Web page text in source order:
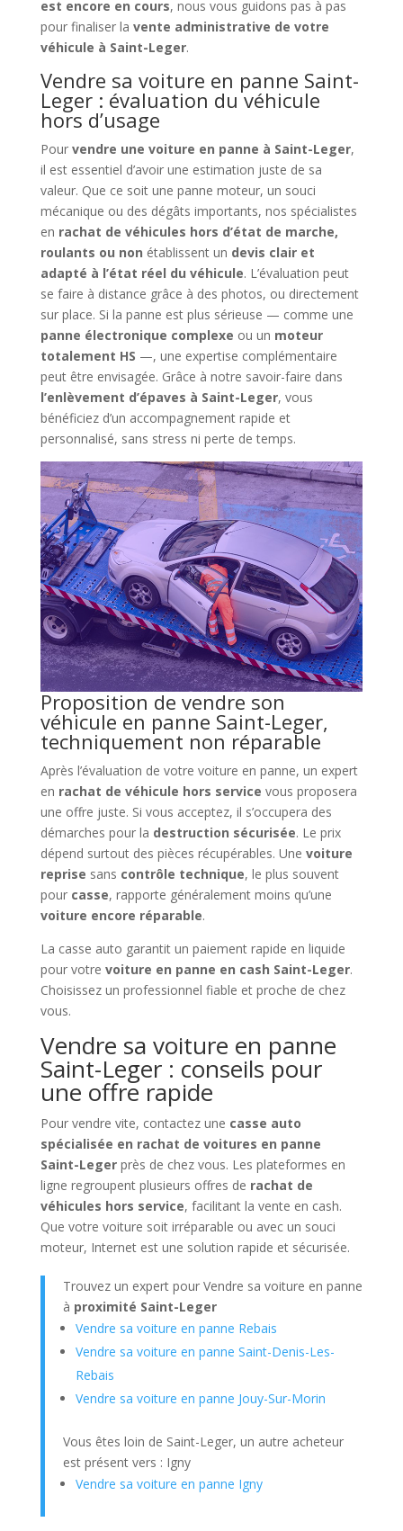
est encore en cours, nous vous guidons pas à pas
pour finaliser la vente administrative de votre
véhicule à Saint-Leger.
Vendre sa voiture en panne Saint-
Leger : évaluation du véhicule
hors d’usage
Pour vendre une voiture en panne à Saint-Leger,
il est essentiel d’avoir une estimation juste de sa
valeur. Que ce soit une panne moteur, un souci
mécanique ou des dégâts importants, nos spécialistes
en rachat de véhicules hors d’état de marche,
roulants ou non établissent un devis clair et
adapté à l’état réel du véhicule. L’évaluation peut
se faire à distance grâce à des photos, ou directement
sur place. Si la panne est plus sérieuse — comme une
panne électronique complexe ou un moteur
totalement HS —, une expertise complémentaire
peut être envisagée. Grâce à notre savoir-faire dans
l’enlèvement d’épaves à Saint-Leger, vous
bénéficiez d’un accompagnement rapide et
personnalisé, sans stress ni perte de temps.
Proposition de vendre son
véhicule en panne Saint-Leger,
techniquement non réparable
Après l’évaluation de votre voiture en panne, un expert
en rachat de véhicule hors service vous proposera
une offre juste. Si vous acceptez, il s’occupera des
démarches pour la destruction sécurisée. Le prix
dépend surtout des pièces récupérables. Une voiture
reprise sans contrôle technique, le plus souvent
pour casse, rapporte généralement moins qu’une
voiture encore réparable.
La casse auto garantit un paiement rapide en liquide
pour votre voiture en panne en cash Saint-Leger.
Choisissez un professionnel fiable et proche de chez
vous.
Vendre sa voiture en panne
Saint-Leger : conseils pour
une offre rapide
Pour vendre vite, contactez une casse auto
spécialisée en rachat de voitures en panne
Saint-Legerprès de chez vous. Les plateformes en
ligne regroupent plusieurs offres de rachat de
véhicules hors service, facilitant la vente en cash.
Que votre voiture soit irréparable ou avec un souci
moteur, Internet est une solution rapide et sécurisée.
Trouvez un expert pour Vendre sa voiture en panne
à proximité Saint-Leger
Vendre sa voiture en panne Rebais
Vendre sa voiture en panne Saint-Denis-Les-
Rebais
Vendre sa voiture en panne Jouy-Sur-Morin
Vous êtes loin de Saint-Leger, un autre acheteur
est présent vers : Igny
Vendre sa voiture en panne Igny